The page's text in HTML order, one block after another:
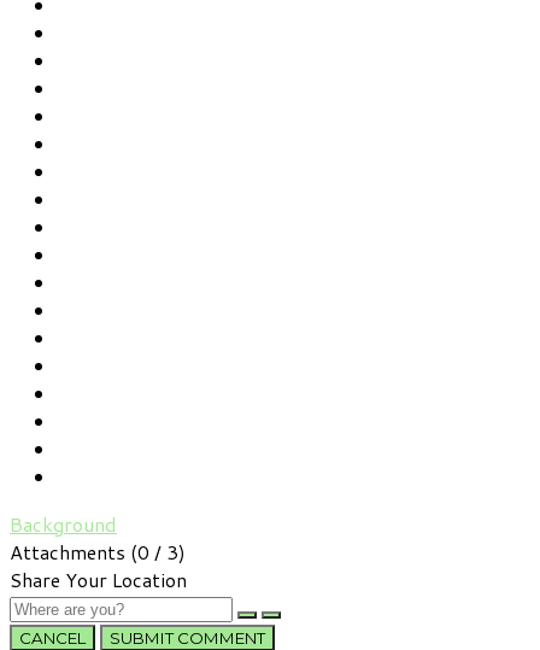
Background
Attachments (0 / 3)
Share Your Location
CANCEL SUBMIT COMMENT